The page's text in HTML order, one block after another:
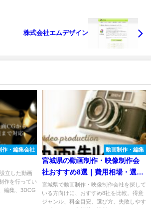
株式会社エムデザイン
作・編集会社
立した動画
作を行ってい
編集、3DCG
動画制作・編集
宮城県の動画制作・映像制作会
社おすすめ8選｜費用相場・選び
方も解説
宮城県で動画制作・映像制作会社を探して
いる方向けに、おすすめ8社を比較。得意
ジャンル、料金目安、選び方、失敗しやす